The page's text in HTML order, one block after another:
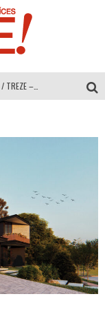
MULTIOFICINAS / AMOBLARE / TREZE – Especial Interiorismo & Decoración 2026
COLINEAL – Especial Interiorismo & Decoración 2026